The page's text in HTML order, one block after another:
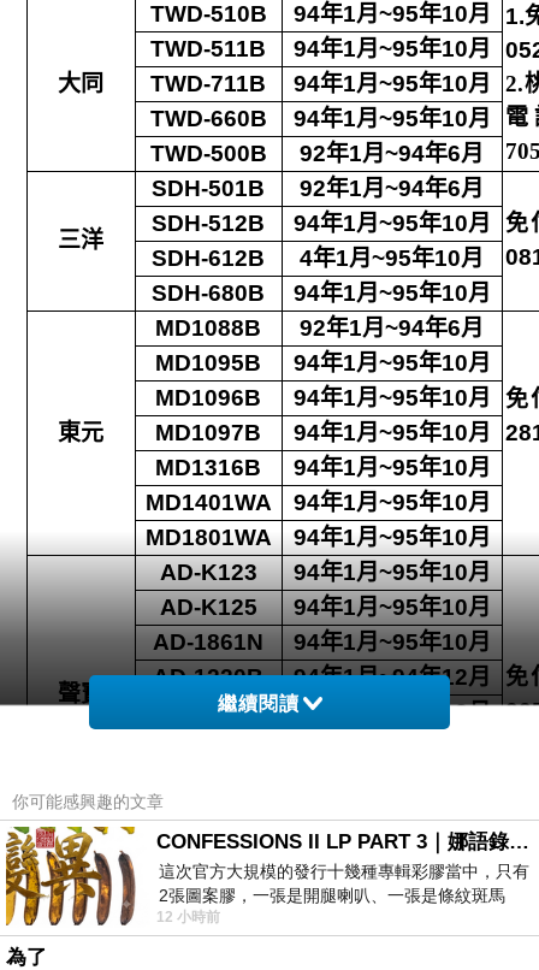
大同
TWD-510B 94年1月~95年10月 1.
2.
TWD-511B 94年1月~95年10月
TWD-711B
94年1月~95年10月
TWD-660B
94年1月~95年10月
TWD-500B
92年1月~94年6月
三洋
SDH-501B 92年1月~94年6月
免
SDH-512B 94年1月~95年10月
SDH-612B
4年1月~95年10月
SDH-680B
94年1月~95年10月
東元
MD1088B 92年1月~94年6月
免
MD1095B 94年1月~95年10月
MD1096B
94年1月~95年10月
MD1097B
94年1月~95年10月
MD1316B
94年1月~95年10月
MD1401WA
94年1月~95年10月
MD1801WA
94年1月~95年10月
聲寶
AD-K123 94年1月 ~95年10月
免
AD-K125 94年1月 ~95年10月
AD-1861N
94年1月 ~95年10月
AD-1220B
94年1月~94年12月
AD-1221B
94年 12月
FDB-621B
94年1月~94年12月
西屋
WED-112P 94年1月~95年10月
代
WED-
94年1月~94年12月
繼續閱讀
你可能感興趣的文章
CONFESSIONS II LP PART 3｜娜語錄II LP PART 3
這次官方大規模的發行十幾種專輯彩膠當中，只有
2張圖案膠，一張是開腿喇叭、一張是條紋斑馬
版；目前官網上只剩澳洲商店AU STORE
12 小時前
為了